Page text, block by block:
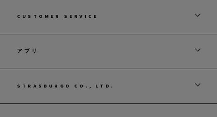
CUSTOMER SERVICE
アプリ
STRASBURGO CO., LTD.